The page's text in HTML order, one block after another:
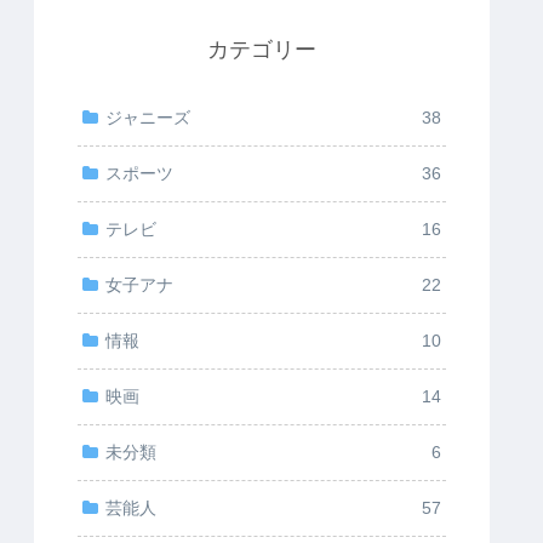
カテゴリー
ジャニーズ 38
スポーツ 36
テレビ 16
女子アナ 22
情報 10
映画 14
未分類 6
芸能人 57